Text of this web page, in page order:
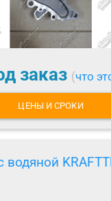
заказ (что
ЦЕНЫ И СРОКИ
водяной